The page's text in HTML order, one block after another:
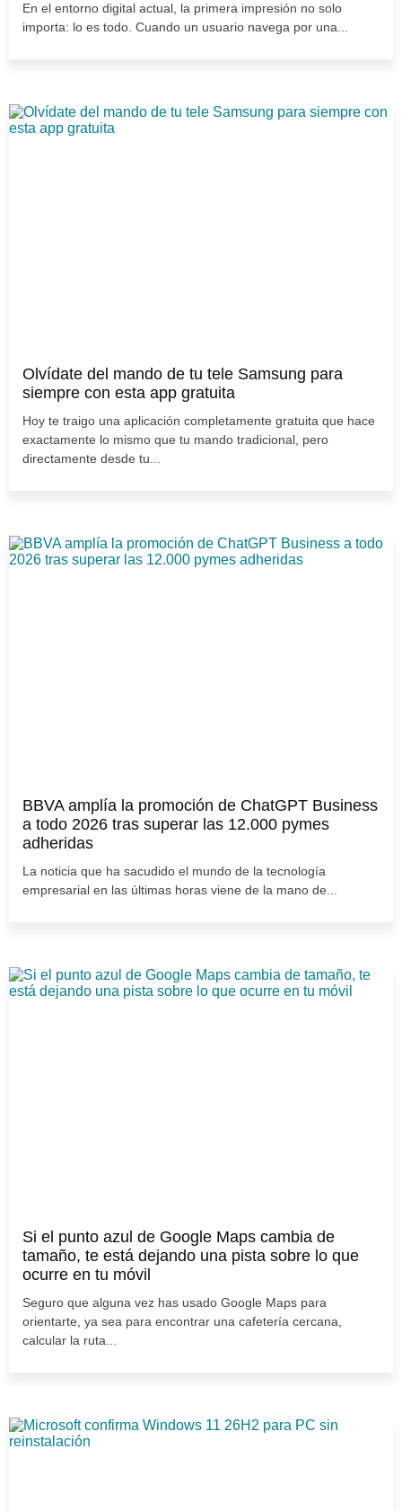
En el entorno digital actual, la primera impresión no solo
importa: lo es todo. Cuando un usuario navega por una...
Olvídate del mando de tu tele Samsung para
siempre con esta app gratuita
Hoy te traigo una aplicación completamente gratuita que hace
exactamente lo mismo que tu mando tradicional, pero
directamente desde tu...
BBVA amplía la promoción de ChatGPT Business
a todo 2026 tras superar las 12.000 pymes
adheridas
La noticia que ha sacudido el mundo de la tecnología
empresarial en las últimas horas viene de la mano de...
Si el punto azul de Google Maps cambia de
tamaño, te está dejando una pista sobre lo que
ocurre en tu móvil
Seguro que alguna vez has usado Google Maps para
orientarte, ya sea para encontrar una cafetería cercana,
calcular la ruta...